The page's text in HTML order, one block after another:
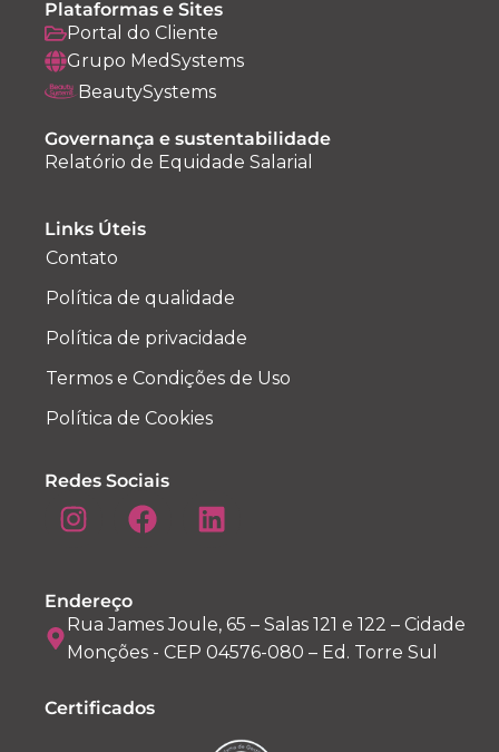
Plataformas e Sites
Portal do Cliente
Grupo MedSystems
BeautySystems
Governança e sustentabilidade
Relatório de Equidade Salarial
Links Úteis
Contato
Política de qualidade
Política de privacidade
Termos e Condições de Uso
Política de Cookies
Redes Sociais
Endereço
Rua James Joule, 65 – Salas 121 e 122 – Cidade
Monções - CEP 04576-080 – Ed. Torre Sul
Certificados